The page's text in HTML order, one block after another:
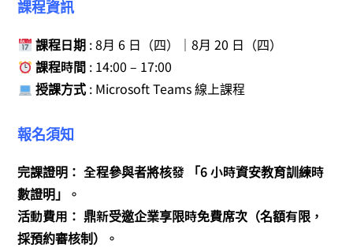
課程資訊
課程日期: 8月 6 日（四）｜8月 20 日（四）
課程時間: 14:00 – 17:00
授課方式: Microsoft Teams 線上課程
報名須知
完課證明： 全程參與者將核發 「6 小時資安教育訓練時
數證明」。
活動費用： 鼎新受邀企業享限時免費席次（名額有限，
採預約審核制）。